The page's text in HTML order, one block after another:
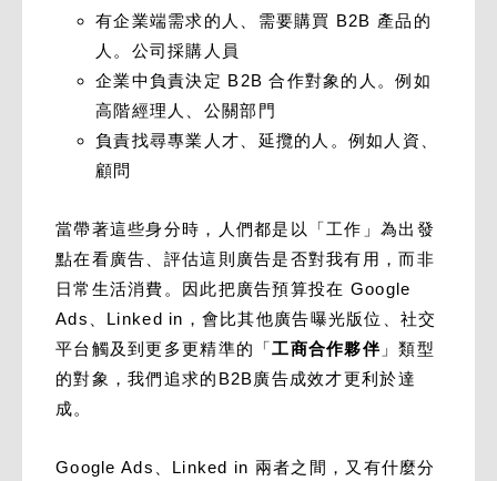
有企業端需求的人、需要購買 B2B 產品的
人。公司採購人員
企業中負責決定 B2B 合作對象的人。例如
高階經理人、公關部門
負責找尋專業人才、延攬的人。例如人資、
顧問
當帶著這些身分時，人們都是以「工作」為出發
點在看廣告、評估這則廣告是否對我有用，而非
日常生活消費。因此把廣告預算投在 Google
Ads、Linked in，會比其他廣告曝光版位、社交
平台觸及到更多更精準的「工商合作夥伴 」類型
的對象，我們追求的B2B廣告成效才更利於達
成。
Google Ads、Linked in 兩者之間，又有什麼分